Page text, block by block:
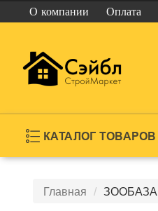
О компании Оплата
КАТАЛОГ ТОВАРОВ
Главная ЗООБАЗА